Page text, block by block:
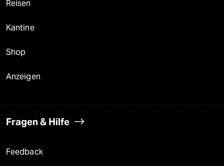
Reisen
Kantine
Shop
Anzeigen
Fragen & Hilfe
Feedback